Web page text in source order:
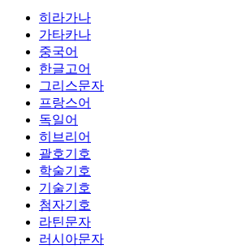
히라가나
가타카나
중국어
한글고어
그리스문자
프랑스어
독일어
히브리어
괄호기호
학술기호
기술기호
첨자기호
라틴문자
러시아문자